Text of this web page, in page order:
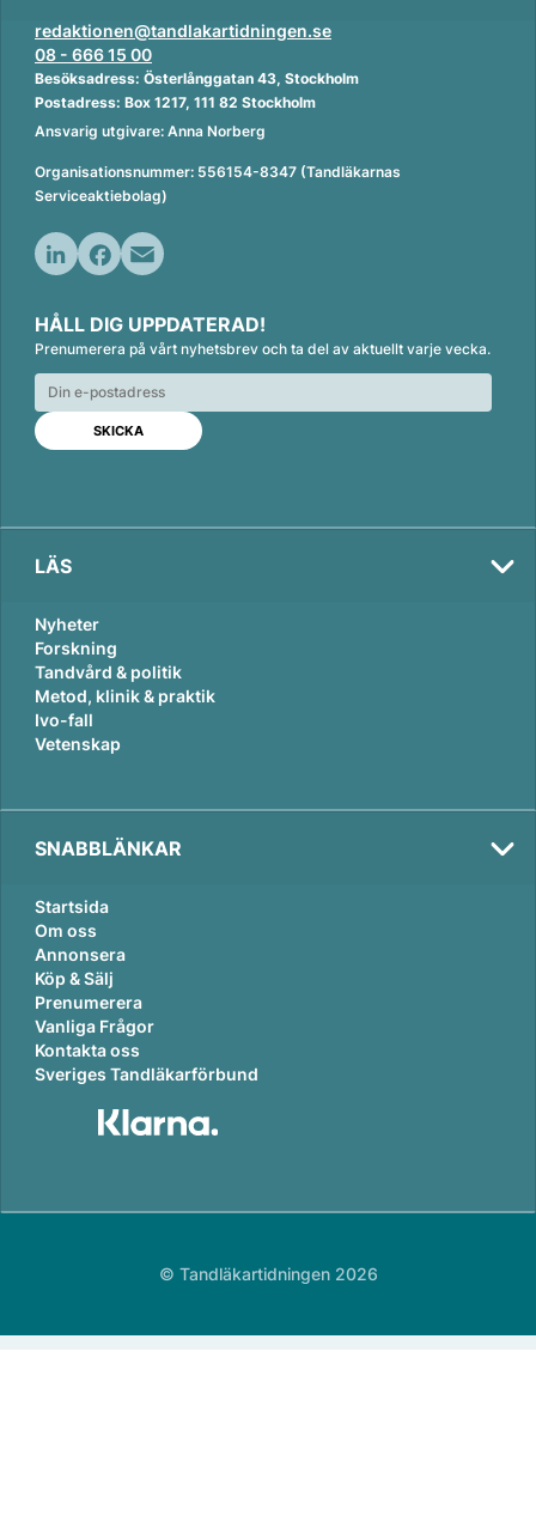
redaktionen@tandlakartidningen.se
08 - 666 15 00
Besöksadress: Österlånggatan 43, Stockholm
Postadress: Box 1217, 111 82 Stockholm
Ansvarig utgivare: Anna Norberg
Organisationsnummer: 556154-8347 (Tandläkarnas
Serviceaktiebolag)
n
k
e
d
n
c
e
b
o
o
k
a
i
l
HÅLL DIG UPPDATERAD!
Prenumerera på vårt nyhetsbrev och ta del av aktuellt varje vecka.
LÄS
Nyheter
Forskning
Tandvård & politik
Metod, klinik & praktik
Ivo-fall
Vetenskap
SNABBLÄNKAR
Startsida
Om oss
Annonsera
Köp & Sälj
Prenumerera
Vanliga Frågor
Kontakta oss
Sveriges Tandläkarförbund
© Tandläkartidningen 2026